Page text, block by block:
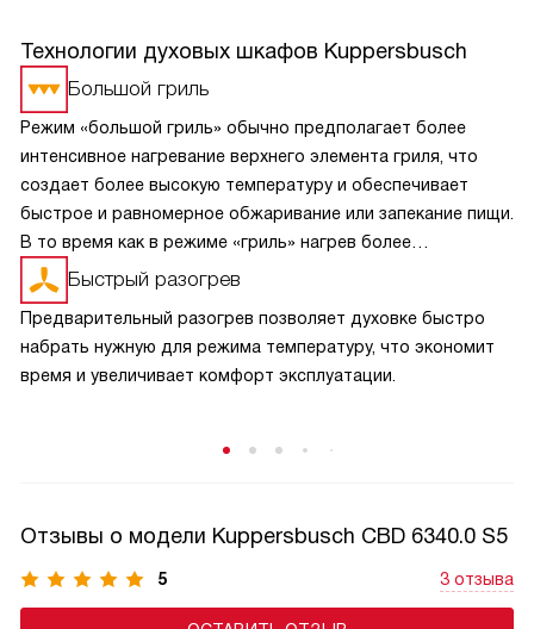
Технологии духовых шкафов Kuppersbusch
Большой гриль
Режим «большой гриль» обычно предполагает более
интенсивное нагревание верхнего элемента гриля, что
создает более высокую температуру и обеспечивает
быстрое и равномерное обжаривание или запекание пищи.
В то время как в режиме «гриль» нагрев более
сбалансирован и может быть менее интенсивным.
В режиме «большой гриль» также может быть
использовано более интенсивное циркулирование
горячего воздуха внутри духовки, что способствует
равномерному прожариванию пищи.
Быстрый разогрев
Предварительный разогрев позволяет духовке быстро
набрать нужную для режима температуру, что экономит
время и увеличивает комфорт эксплуатации.
Отзывы о модели Kuppersbusch CBD 6340.0 S5
5 3 отзыва